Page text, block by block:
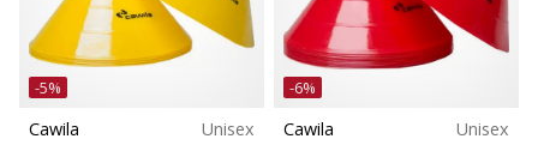
-5%
Cawila Unisex
-6%
Cawila Unisex